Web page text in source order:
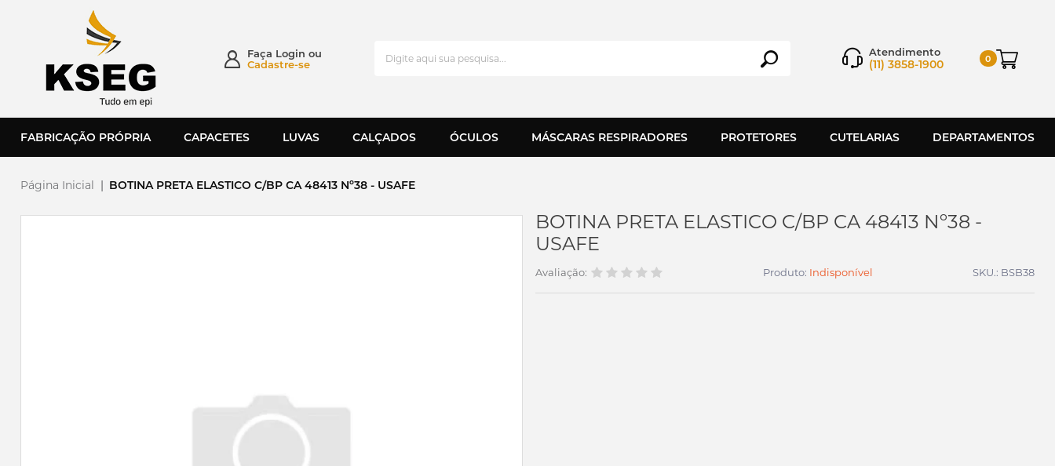
Faça Login ou
Cadastre-se
Atendimento
(11) 3858-1900 0
FABRICAÇÃO PRÓPRIA CAPACETES LUVAS CALÇADOS ÓCULOS MÁSCARAS RESPIRADORES PROTETORES CUTELARIAS DEPARTAMENTOS
Página Inicial | BOTINA PRETA ELASTICO C/BP CA 48413 Nº38 - USAFE
BOTINA PRETA ELASTICO C/BP CA 48413 Nº38 -
USAFE
Avaliação: Produto: Indisponível SKU.: BSB38